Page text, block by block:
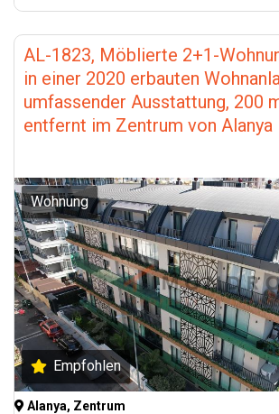
AL-1823, Möblierte 2+1-
in einer 2020 erbauten
umfassender Ausstattung, 200
entfernt im Zentrum von Alanya
Wohnung
Empfohlen
Alanya, Zentrum